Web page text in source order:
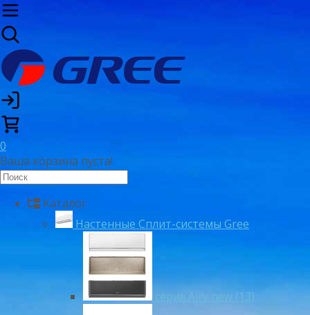
0
Ваша корзина пуста!
Каталог
Настенные Сплит-системы Gree
серия Airy new (13)